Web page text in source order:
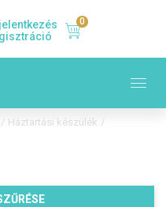
0
/ Háztartási készülék /